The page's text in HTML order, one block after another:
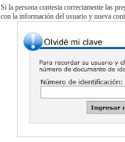
Si la persona contesta correctamente las
con la información del usuario y nueva